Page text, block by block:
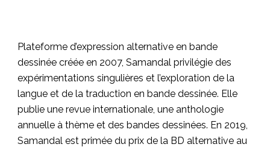
Plateforme d’expression alternative en bande
dessinée créée en 2007, Samandal privilégie des
expérimentations singulières et l’exploration de la
langue et de la traduction en bande dessinée. Elle
publie une revue internationale, une anthologie
annuelle à thème et des bandes dessinées. En 2019,
Samandal est primée du prix de la BD alternative au